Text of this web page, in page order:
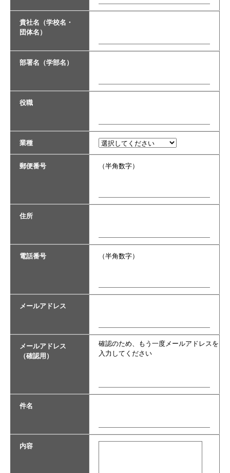
貴社名（学校名・
団体名）
部署名（学部名）
役職
業種
郵便番号 （半角数字）
住所
電話番号 （半角数字）
メールアドレス
メールアドレス
（確認用）
確認のため、もう一度メールアドレスを
入力してください
件名
内容